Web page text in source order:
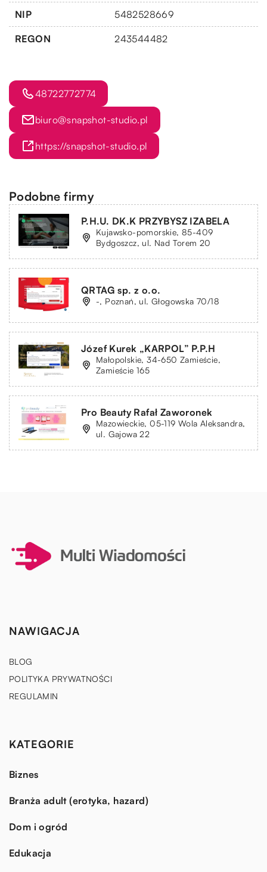
NIP 5482528669
REGON 243544482
48722772774
biuro@snapshot-studio.pl
https://snapshot-studio.pl
Podobne firmy
P.H.U. DK.K PRZYBYSZ IZABELA
Kujawsko-pomorskie, 85-409
Bydgoszcz, ul. Nad Torem 20
QRTAG sp. z o.o.
-, Poznań, ul. Głogowska 70/18
Józef Kurek „KARPOL” P.P.H
Małopolskie, 34-650 Zamieście,
Zamieście 165
Pro Beauty Rafał Zaworonek
Mazowieckie, 05-119 Wola Aleksandra,
ul. Gajowa 22
NAWIGACJA
BLOG
POLITYKA PRYWATNOŚCI
REGULAMIN
KATEGORIE
Biznes
Branża adult (erotyka, hazard)
Dom i ogród
Edukacja